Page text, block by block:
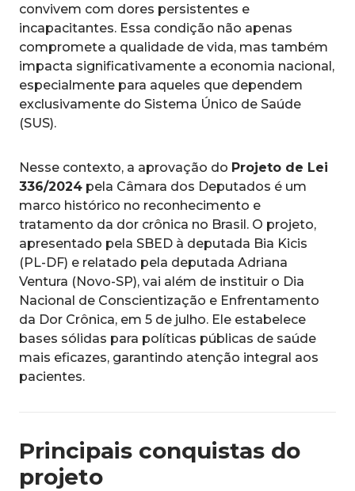
convivem com dores persistentes e
incapacitantes. Essa condição não apenas
compromete a qualidade de vida, mas também
impacta significativamente a economia nacional,
especialmente para aqueles que dependem
exclusivamente do Sistema Único de Saúde
(SUS).
Nesse contexto, a aprovação do Projeto de Lei
336/2024 pela Câmara dos Deputados é um
marco histórico no reconhecimento e
tratamento da dor crônica no Brasil. O projeto,
apresentado pela SBED à deputada Bia Kicis
(PL-DF) e relatado pela deputada Adriana
Ventura (Novo-SP), vai além de instituir o Dia
Nacional de Conscientização e Enfrentamento
da Dor Crônica, em 5 de julho. Ele estabelece
bases sólidas para políticas públicas de saúde
mais eficazes, garantindo atenção integral aos
pacientes.
Principais conquistas do
projeto